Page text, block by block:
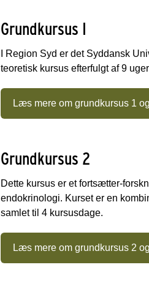
Grundkursus I
I Region Syd er det Syddansk
teoretisk kursus efterfulgt af 9
Læs mere om grundkursus 1
Grundkursus 2
Dette kursus er et fortsætter-
endokrinologi. Kurset er en
samlet til 4 kursusdage.
Læs mere om grundkursus 2